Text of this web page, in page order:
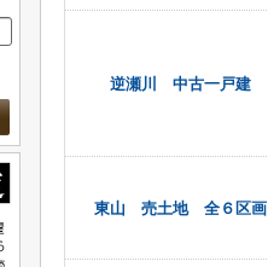
逆瀬川 中古一戸建
東山 売土地 全６区画